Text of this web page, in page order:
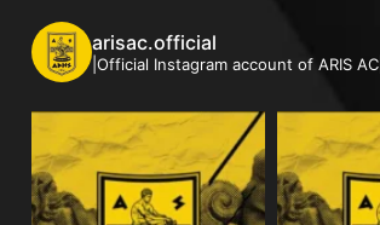
arisac.official
|Official Instagram account of ARIS AC|